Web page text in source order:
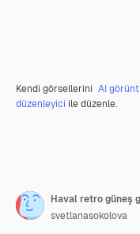
Kendi görsellerini AI
düzenleyici ile düzenle.
Haval retro güneş
svetlanasokolova